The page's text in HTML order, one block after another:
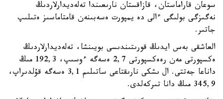
سوعان قاراماستان، قازاقستان نارىعىندا تەلەديدارلاردىڭ
نەگىزگى بولىگى ءالى دە يمپورت ەسەبىنەن قامتاماسىز ەتىلىپ
جاتىر.
العاشقى بەس ايدىڭ قورىتىندىسى بويىنشا، تەلەديدارلاردىڭ
ەكسپورتى مەن رەەكسپورتى 2,7 ەسەگە ءوسىپ، 192,3 مىڭ
داناعا جەتتى. ال ىشكى نارىقتاعى ساتىلىم 3,1 ەسەگە قۇلدىراپ،
345,9 مىڭ دانا تىركەلدى.